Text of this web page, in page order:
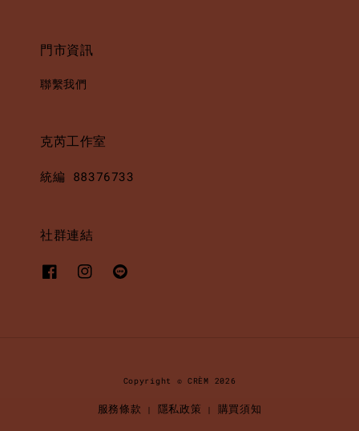
門市資訊
聯繫我們
克芮工作室
統編 88376733
社群連結
Copyright © CRÈM 2026
服務條款 | 隱私政策 | 購買須知